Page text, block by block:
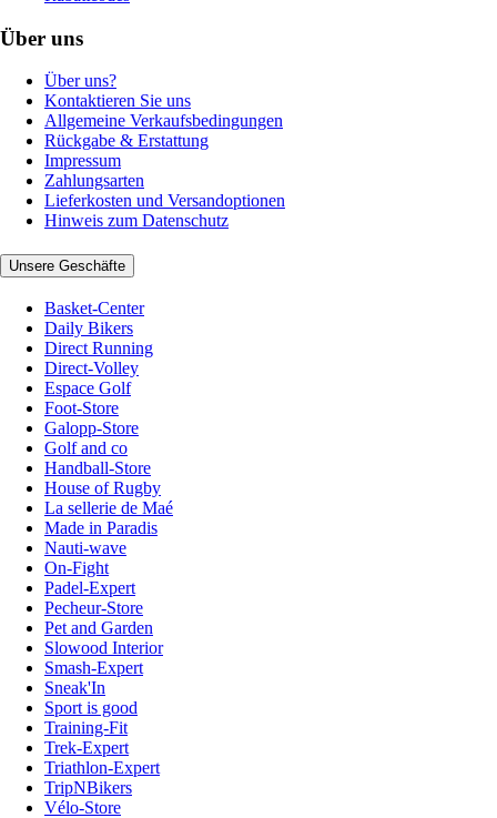
Über uns
Über uns?
Kontaktieren Sie uns
Allgemeine Verkaufsbedingungen
Rückgabe & Erstattung
Impressum
Zahlungsarten
Lieferkosten und Versandoptionen
Hinweis zum Datenschutz
Unsere Geschäfte
Basket-Center
Daily Bikers
Direct Running
Direct-Volley
Espace Golf
Foot-Store
Galopp-Store
Golf and co
Handball-Store
House of Rugby
La sellerie de Maé
Made in Paradis
Nauti-wave
On-Fight
Padel-Expert
Pecheur-Store
Pet and Garden
Slowood Interior
Smash-Expert
Sneak'In
Sport is good
Training-Fit
Trek-Expert
Triathlon-Expert
TripNBikers
Vélo-Store